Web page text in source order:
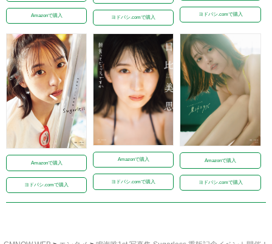
Amazonで購入 ヨドバシ.comで購入
ヨドバシ.comで購入
Amazonで購入
ヨドバシ.comで購入
Amazonで購入
ヨドバシ.comで購入
Amazonで購入
ヨドバシ.comで購入